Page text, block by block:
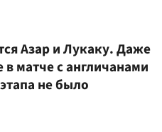
Азар и Лукаку. Даже
в матче с англичанами
не было